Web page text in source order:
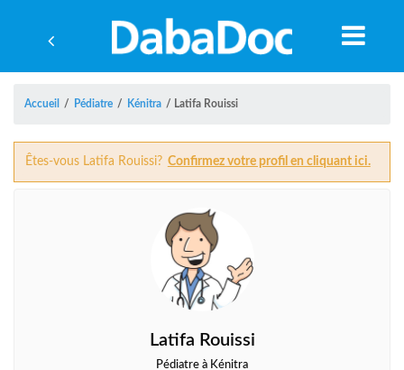
Accueil / Pédiatre / Kénitra / Latifa Rouissi
Êtes-vous Latifa Rouissi? Confirmez votre profil en cliquant ici.
Latifa Rouissi
Pédiatre à Kénitra